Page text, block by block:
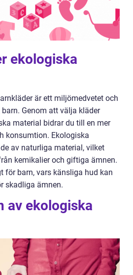
ekologiska
är ett miljömedvetet och
Genom att välja kläder
material bidrar du till en mer
konsumtion. Ekologiska
av naturliga material, vilket
kemikalier och giftiga ämnen.
för barn, vars känsliga hud kan
skadliga ämnen.
av ekologiska